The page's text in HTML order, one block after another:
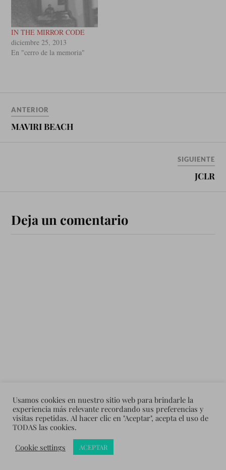
IN THE MIRROR CODE
diciembre 25, 2013
En "cerro de la memoria"
ANTERIOR
MAVIRI BEACH
SIGUIENTE
JCLR
Deja un comentario
CREADO CON WORDPRESS
Usamos cookies en nuestro sitio web para brindarle la
experiencia más relevante recordando sus preferencias y
visitas repetidas. Al hacer clic en "Aceptar", acepta el uso de
TODAS las cookies.
Cookie settings
ACEPTAR